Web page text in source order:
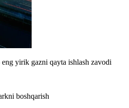
yirik gazni qayta ishlash zavodi
boshqarish